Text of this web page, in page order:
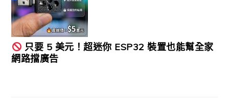
只要 5 美元！超迷你 ESP32 裝置也能幫全家
網路擋廣告